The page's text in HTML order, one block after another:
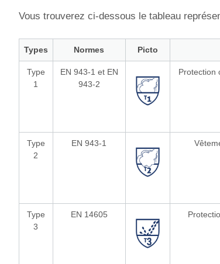
Vous trouverez ci-dessous le tableau
Types Normes Picto
Type
1
EN 943-1 et EN
943-2
Protection
Type
2
EN 943-1
Type
3
EN 14605